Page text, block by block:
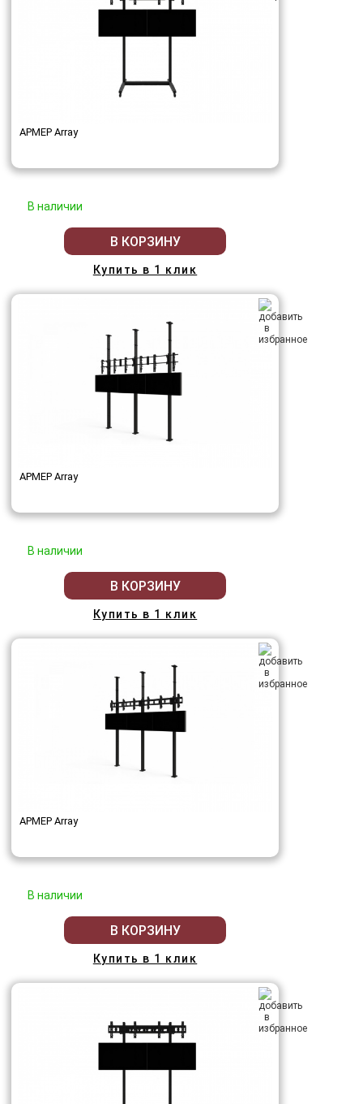
АРМЕР Array
В наличии
В КОРЗИНУ
Купить в 1 клик
АРМЕР Array
В наличии
В КОРЗИНУ
Купить в 1 клик
АРМЕР Array
В наличии
В КОРЗИНУ
Купить в 1 клик